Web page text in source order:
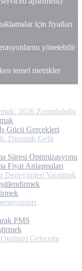
için fiyatları
yönetebilir
temel metrikler
2026 Zorunluluğu
Gücü Gerçekleri
Dinamik Gelir
Süresi Optimizasyonu
Fiyat Anlaşmaları
Deneyimleri Yaratmak
PMS
Geleceğe